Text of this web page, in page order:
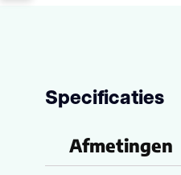
Specificaties
Afmetingen